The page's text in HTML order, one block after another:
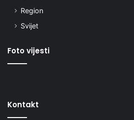
Region
Svijet
Foto vijesti
Kontakt